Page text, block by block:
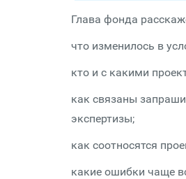
Глава фонда
что изменилось в
кто и с какими
как связаны
экспертизы;
как соотносятся
какие ошибки чаще